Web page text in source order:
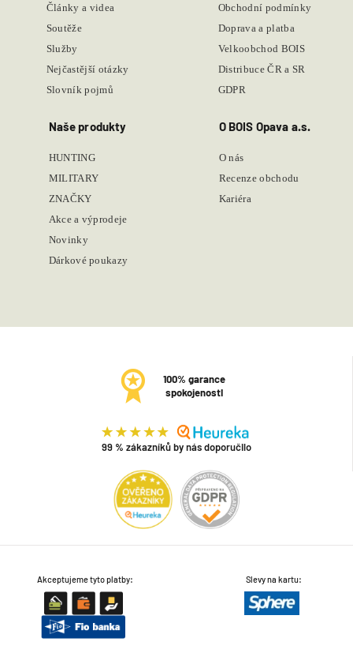
Články a videa
Soutěže
Služby
Nejčastější otázky
Slovník pojmů
Obchodní podmínky
Doprava a platba
Velkoobchod BOIS
Distribuce ČR a SR
GDPR
Naše produkty
HUNTING
MILITARY
ZNAČKY
Akce a výprodeje
Novinky
Dárkové poukazy
O BOIS Opava a.s.
O nás
Recenze obchodu
Kariéra
100% garance
spokojenosti
99 % zákazníků by nás doporučilo
Akceptujeme tyto platby: Slevy na kartu: